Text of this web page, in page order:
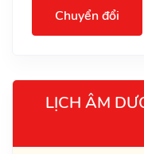
Chuyển đổi
LỊCH ÂM